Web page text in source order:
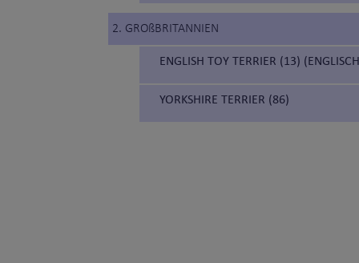
2. GROßBRITANNIEN
ENGLISH TOY TERRIER (13)
YORKSHIRE TERRIER (86)